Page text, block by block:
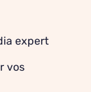
expert
vos